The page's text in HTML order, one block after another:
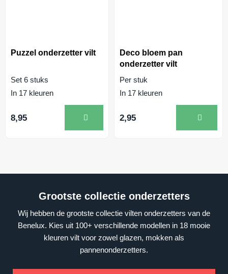
Puzzel onderzetter vilt
Set 6 stuks
In 17 kleuren
8,95
Deco bloem pan
onderzetter vilt
Per stuk
In 17 kleuren
2,95
Grootste collectie onderzetters
Wij hebben de grootste collectie vilten onderzetters van de
Benelux. Kies uit 100+ verschillende modellen in 18 mooie
kleuren vilt voor zowel glazen, mokken als
pannenonderzetters.